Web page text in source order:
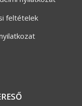
feltételek